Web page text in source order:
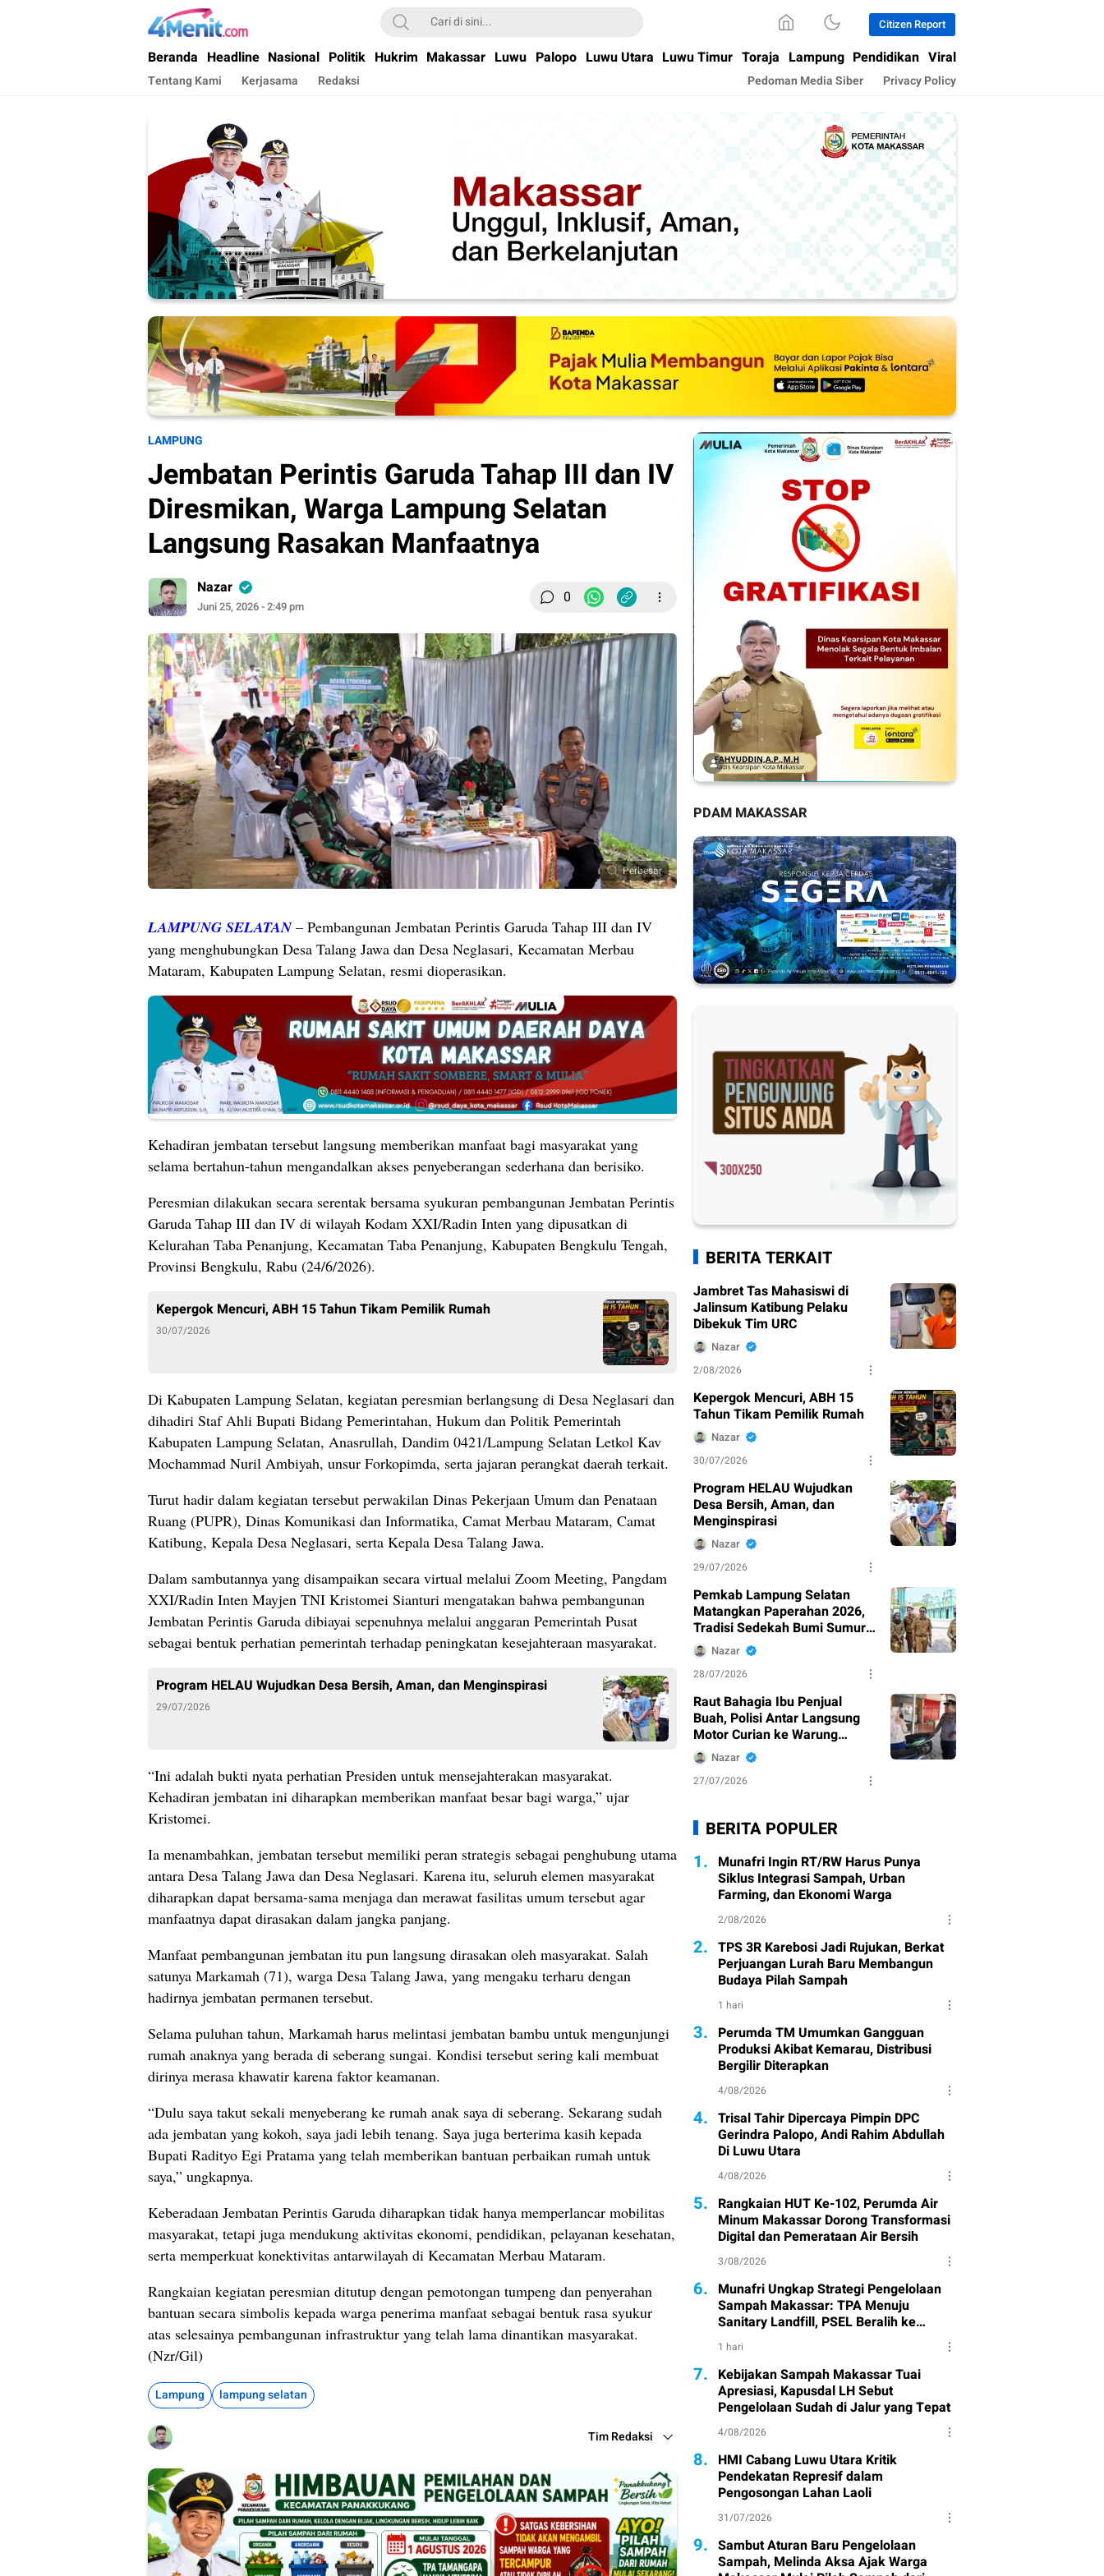
4menit.com
Mengungkap Kisah, Setiap Hari
Citizen Report
Beranda Headline Nasional Politik Hukrim Makassar Luwu Palopo Luwu Utara Luwu Timur Toraja Lampung Pendidikan Viral
Tentang Kami Kerjasama Redaksi Pedoman Media Siber Privacy Policy
LAMPUNG
Jembatan Perintis Garuda Tahap III dan IV
Diresmikan, Warga Lampung Selatan
Langsung Rasakan Manfaatnya
Nazar
Juni 25, 2026 - 2:49 pm 0
Perbesar
LAMPUNG SELATAN– Pembangunan Jembatan Perintis Garuda Tahap III dan IV
yang menghubungkan Desa Talang Jawa dan Desa Neglasari, Kecamatan Merbau
Mataram, Kabupaten Lampung Selatan, resmi dioperasikan.
Kehadiran jembatan tersebut langsung memberikan manfaat bagi masyarakat yang
selama bertahun-tahun mengandalkan akses penyeberangan sederhana dan berisiko.
Peresmian dilakukan secara serentak bersama syukuran pembangunan Jembatan Perintis
Garuda Tahap III dan IV di wilayah Kodam XXI/Radin Inten yang dipusatkan di
Kelurahan Taba Penanjung, Kecamatan Taba Penanjung, Kabupaten Bengkulu Tengah,
Provinsi Bengkulu, Rabu (24/6/2026).
Kepergok Mencuri, ABH 15 Tahun Tikam Pemilik Rumah
30/07/2026
Di Kabupaten Lampung Selatan, kegiatan peresmian berlangsung di Desa Neglasari dan
dihadiri Staf Ahli Bupati Bidang Pemerintahan, Hukum dan Politik Pemerintah
Kabupaten Lampung Selatan, Anasrullah, Dandim 0421/Lampung Selatan Letkol Kav
Mochammad Nuril Ambiyah, unsur Forkopimda, serta jajaran perangkat daerah terkait.
Turut hadir dalam kegiatan tersebut perwakilan Dinas Pekerjaan Umum dan Penataan
Ruang (PUPR), Dinas Komunikasi dan Informatika, Camat Merbau Mataram, Camat
Katibung, Kepala Desa Neglasari, serta Kepala Desa Talang Jawa.
Dalam sambutannya yang disampaikan secara virtual melalui Zoom Meeting, Pangdam
XXI/Radin Inten Mayjen TNI Kristomei Sianturi mengatakan bahwa pembangunan
Jembatan Perintis Garuda dibiayai sepenuhnya melalui anggaran Pemerintah Pusat
sebagai bentuk perhatian pemerintah terhadap peningkatan kesejahteraan masyarakat.
Program HELAU Wujudkan Desa Bersih, Aman, dan Menginspirasi
29/07/2026
“Ini adalah bukti nyata perhatian Presiden untuk mensejahterakan masyarakat.
Kehadiran jembatan ini diharapkan memberikan manfaat besar bagi warga,” ujar
Kristomei.
Ia menambahkan, jembatan tersebut memiliki peran strategis sebagai penghubung utama
antara Desa Talang Jawa dan Desa Neglasari. Karena itu, seluruh elemen masyarakat
diharapkan dapat bersama-sama menjaga dan merawat fasilitas umum tersebut agar
manfaatnya dapat dirasakan dalam jangka panjang.
Manfaat pembangunan jembatan itu pun langsung dirasakan oleh masyarakat. Salah
satunya Markamah (71), warga Desa Talang Jawa, yang mengaku terharu dengan
hadirnya jembatan permanen tersebut.
Selama puluhan tahun, Markamah harus melintasi jembatan bambu untuk mengunjungi
rumah anaknya yang berada di seberang sungai. Kondisi tersebut sering kali membuat
dirinya merasa khawatir karena faktor keamanan.
“Dulu saya takut sekali menyeberang ke rumah anak saya di seberang. Sekarang sudah
ada jembatan yang kokoh, saya jadi lebih tenang. Saya juga berterima kasih kepada
Bupati Radityo Egi Pratama yang telah memberikan bantuan perbaikan rumah untuk
saya,” ungkapnya.
Keberadaan Jembatan Perintis Garuda diharapkan tidak hanya memperlancar mobilitas
masyarakat, tetapi juga mendukung aktivitas ekonomi, pendidikan, pelayanan kesehatan,
serta memperkuat konektivitas antarwilayah di Kecamatan Merbau Mataram.
Rangkaian kegiatan peresmian ditutup dengan pemotongan tumpeng dan penyerahan
bantuan secara simbolis kepada warga penerima manfaat sebagai bentuk rasa syukur
atas selesainya pembangunan infrastruktur yang telah lama dinantikan masyarakat.
(Nzr/Gil)
Lampung lampung selatan
Tim Redaksi
PDAM MAKASSAR
BERITA TERKAIT
Jambret Tas Mahasiswi di
Jalinsum Katibung Pelaku
Dibekuk Tim URC
Nazar
2/08/2026
Kepergok Mencuri, ABH 15
Tahun Tikam Pemilik Rumah
Nazar
30/07/2026
Program HELAU Wujudkan
Desa Bersih, Aman, dan
Menginspirasi
Nazar
29/07/2026
Pemkab Lampung Selatan
Matangkan Paperahan 2026,
Tradisi Sedekah Bumi Sumur
Kumbang Bersiap Jadi Ikon
Wisata Budaya
Nazar
28/07/2026
Raut Bahagia Ibu Penjual
Buah, Polisi Antar Langsung
Motor Curian ke Warung
Korban
Nazar
27/07/2026
BERITA POPULER
1. Munafri Ingin RT/RW Harus Punya
Siklus Integrasi Sampah, Urban
Farming, dan Ekonomi Warga
2/08/2026
2. TPS 3R Karebosi Jadi Rujukan, Berkat
Perjuangan Lurah Baru Membangun
Budaya Pilah Sampah
1 hari
3. Perumda TM Umumkan Gangguan
Produksi Akibat Kemarau, Distribusi
Bergilir Diterapkan
4/08/2026
4. Trisal Tahir Dipercaya Pimpin DPC
Gerindra Palopo, Andi Rahim Abdullah
Di Luwu Utara
4/08/2026
5. Rangkaian HUT Ke-102, Perumda Air
Minum Makassar Dorong Transformasi
Digital dan Pemerataan Air Bersih
3/08/2026
6. Munafri Ungkap Strategi Pengelolaan
Sampah Makassar: TPA Menuju
Sanitary Landfill, PSEL Beralih ke
Perpres 109
1 hari
7. Kebijakan Sampah Makassar Tuai
Apresiasi, Kapusdal LH Sebut
Pengelolaan Sudah di Jalur yang Tepat
4/08/2026
8. HMI Cabang Luwu Utara Kritik
Pendekatan Represif dalam
Pengosongan Lahan Laoli
31/07/2026
9. Sambut Aturan Baru Pengelolaan
Sampah, Melinda Aksa Ajak Warga